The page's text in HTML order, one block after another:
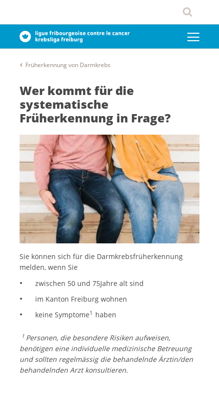
Früherkennung von Darmkrebs
Wer kommt für die
systematische
Früherkennung in Frage?
Sie können sich für die Darmkrebsfrüherkennung
melden, wenn Sie
zwischen 50 und 75Jahre alt sind
im Kanton Freiburg wohnen
keine Symptome1 haben
1 Personen, die besondere Risiken aufweisen,
benötigen eine individuelle medizinische Betreuung
und sollten regelmässig die behandelnde Ärztin/den
behandelnden Arzt konsultieren.